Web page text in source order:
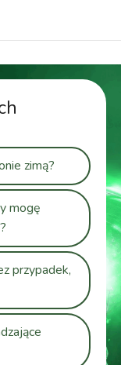
zimą?
mogę
przypadek,